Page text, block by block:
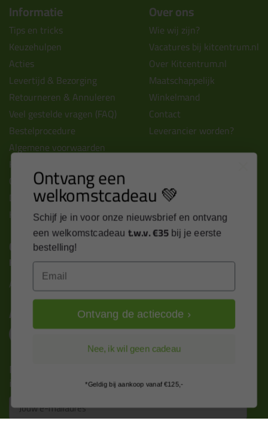
Informatie
Tips en tricks
Keuzehulpen
Acties
Levertijd & Bezorging
Retourneren & Annuleren
Veel gestelde vragen (FAQ)
Bestelprocedure
Algemene voorwaarden
Kitcentrum berichten
Cookies & privacy verklaring
Disclaimer
Kit cursus volgen
Over ons
Wie wij zijn?
Vacatures bij kitcentrum.nl
Over Kitcentrum.nl
Maatschappelijk
Winkelmand
Contact
Leverancier worden?
Contact
Kitcentrum B.V.
Alle contactgegevens >
Altijd op de hoogte blijven?
Nieuws, tips en exclusieve deals rechtstreeks in je
inbox
Email
Ontvang een
welkomstcadeau 💚
Schijf je in voor onze nieuwsbrief en ontvang
een welkomstcadeau t.w.v. €35 bij je eerste
bestelling!
Ontvang de actiecode ›
Nee, ik wil geen cadeau
*Geldig bij aankoop vanaf €125,-